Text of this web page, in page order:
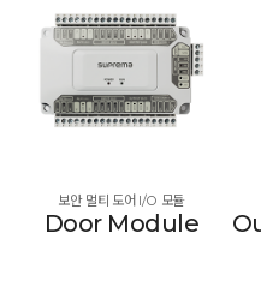
보안 멀티 도어 I/O 모듈
Door Module